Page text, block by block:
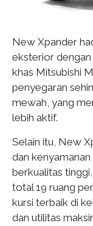
New Xpander
eksterior dengan
khas Mitsubishi
penyegaran
mewah, yang
lebih aktif.
Selain itu, New
dan
berkualitas
total 19 ruang
kursi terbaik di
dan utilitas